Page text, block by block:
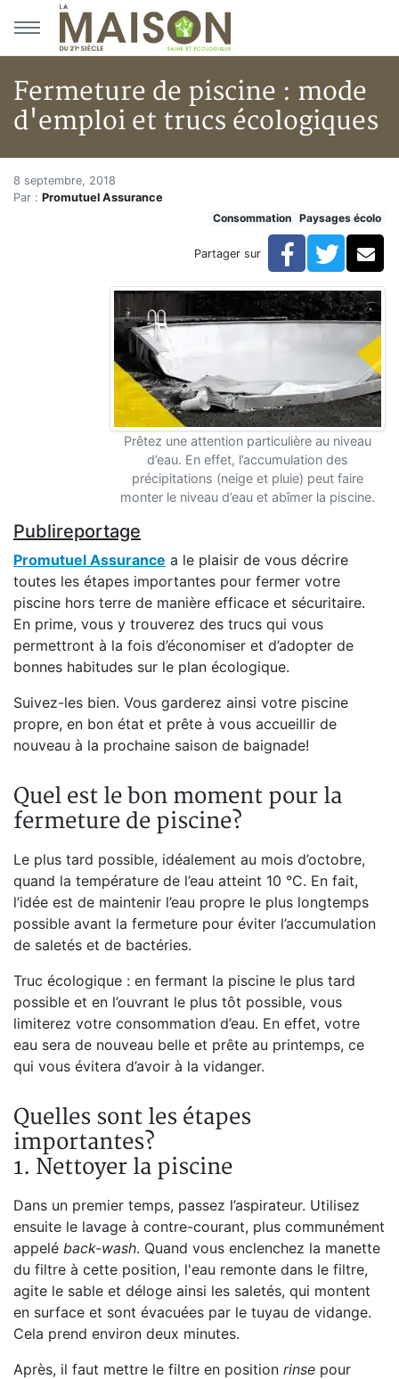
Aller au menu principal
Aller au contenu principal
Fermeture de piscine : mode
d'emploi et trucs écologiques
Accueil
Articles
Fermeture de piscine : mode d'emploi et trucs
Fermeture de piscine : mode
8 septembre, 2018
Par : Promutuel Assurance
Consommation
Paysages écolo
Partager sur Facebook
Prêtez une attention particulière au niveau
d’eau. En effet, l’accumulation des
précipitations (neige et pluie) peut faire
monter le niveau d’eau et abîmer la piscine.
Publireportage
Promutuel Assurance a le plaisir de vous décrire
toutes les étapes importantes pour fermer votre
piscine hors terre de manière efficace et sécuritaire.
En prime, vous y trouverez des trucs qui vous
permettront à la fois d’économiser et d’adopter de
bonnes habitudes sur le plan écologique.
Suivez-les bien. Vous garderez ainsi votre piscine
propre, en bon état et prête à vous accueillir de
nouveau à la prochaine saison de baignade!
Quel est le bon moment pour la
fermeture de piscine?
Le plus tard possible, idéalement au mois d’octobre,
quand la température de l’eau atteint 10 °C. En fait,
l’idée est de maintenir l’eau propre le plus longtemps
possible avant la fermeture pour éviter l’accumulation
de saletés et de bactéries.
Truc écologique : en fermant la piscine le plus tard
possible et en l’ouvrant le plus tôt possible, vous
limiterez votre consommation d’eau. En effet, votre
eau sera de nouveau belle et prête au printemps, ce
qui vous évitera d’avoir à la vidanger.
Quelles sont les étapes
importantes?
1. Nettoyer la piscine
Dans un premier temps, passez l’aspirateur. Utilisez
ensuite le lavage à contre-courant, plus communément
appelé back-wash. Quand vous enclenchez la manette
du filtre à cette position, l'eau remonte dans le filtre,
agite le sable et déloge ainsi les saletés, qui montent
en surface et sont évacuées par le tuyau de vidange.
Cela prend environ deux minutes.
Après, il faut mettre le filtre en position rinse pour